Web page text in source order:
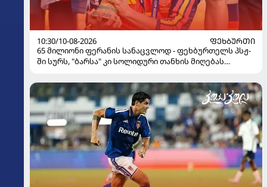
10:30/10-08-2026
ᲤᲔᲮᲑᲣᲠᲗᲘ
65 მილიონი ფერანის სანაცვლოდ - ფეხბურთელს პსჟ-
ში სურს, "ბარსა" კი სოლიდური თანხის მიღებას